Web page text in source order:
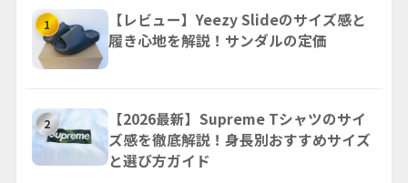
1
【レビュー】Yeezy Slideのサイズ感と
履き心地を解説！サンダルの定価
2
【2026最新】Supreme Tシャツのサイ
ズ感を徹底解説！身長別おすすめサイズ
と選び方ガイド